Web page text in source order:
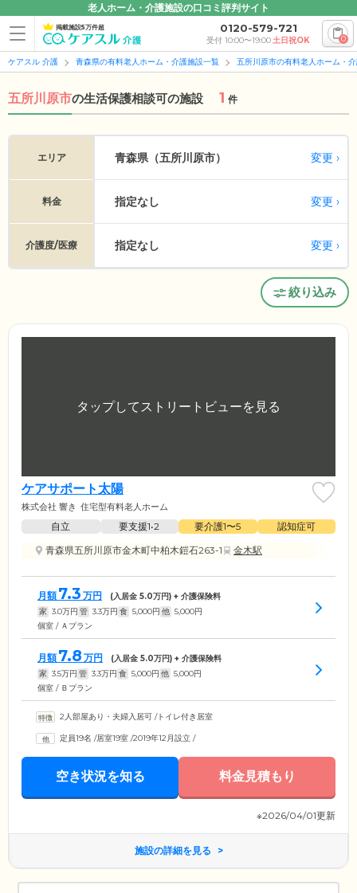
老人ホーム・介護施設の口コミ評判サイト
掲載施設5万件超 0120-579-721
受付 10:00〜19:00土日祝OK 0
ケアスル 介護 青森県の有料老人ホーム・介護施設一覧 五所川原市の有料老人ホーム・
五所川原市の生活保護相談可の施設 1 件
エリア 青森県（五所川原市） 変更
料金 指定なし 変更
介護度/医療 指定なし 変更
絞り込み
ケアサポート太陽
株式会社 響き 住宅型有料老人ホーム
自立 要支援1•2 要介護1〜5
認知症可
青森県五所川原市金木町中柏木鎧石263-1
金木駅
月額 7.3 万円 (入居金 5.0万円) + 介護保険料
家 3.0万円 管 3.3万円 食 5,000円 他 5,000円
個室 / Ａプラン
月額 7.8 万円 (入居金 5.0万円) + 介護保険料
家 3.5万円 管 3.3万円 食 5,000円 他 5,000円
個室 / Ｂプラン
2人部屋あり・夫婦入居可 /トイレ付き居室
定員19名 /居室19室 /2019年12月設立 /
空き状況を知る 料金見積もり
※2026/04/01更新
施設の詳細を見る